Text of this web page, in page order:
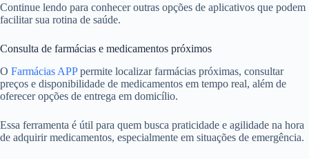
Continue lendo para conhecer outras opções de aplicativos que podem
facilitar sua rotina de saúde.
Consulta de farmácias e medicamentos próximos
O Farmácias APPpermite localizar farmácias próximas, consultar
preços e disponibilidade de medicamentos em tempo real, além de
oferecer opções de entrega em domicílio.
Essa ferramenta é útil para quem busca praticidade e agilidade na hora
de adquirir medicamentos, especialmente em situações de emergência.